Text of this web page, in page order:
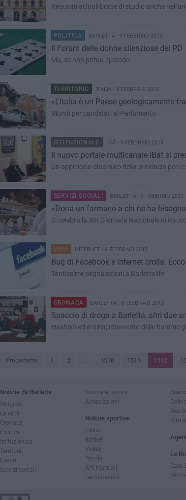
Requisiti attuali borse di studio anche
POLITICA BARLETTA - 9 FEBBRAIO 2013
Il Forum delle donne silenziose del PD
Ma, se non prima, quando
TERRITORIO ITALIA - 9 FEBBRAIO 2013
«L'Italia è un Paese geologicamente
Moniti per candidati al Parlamento
ISTITUZIONALE BAT - 9 FEBBRAIO 2013
Il nuovo portale multicanale iBat si
Un approccio dinamico della provincia per i
SERVIZI SOCIALI BARLETTA - 9 FEBBRAIO 2013
«Dona un farmaco a chi ne ha
Si celebra la XIII Giornata Nazionale di
VIVA INTERNET - 8 FEBBRAIO 2013
Bug di Facebook e internet crolla.
Tantissime segnalazioni a Barlettalife
CRONACA BARLETTA - 8 FEBBRAIO 2013
Spaccio di droga a Barletta, altri due
Hashish ed eroina; intervento delle fiamme
Precedente 1 2 ... 1510 1511 1512
Notizie da Barletta
Religioni
La città
Cronaca
Politica
Istituzionale
Territorio
Eventi
Servizi sociali
Scuola e Lavoro
Associazioni
Notizie sportive
Calcio
Basket
Volley
Tennis
Arti Marziali
Tennistavolo
Altri
Le
Cara